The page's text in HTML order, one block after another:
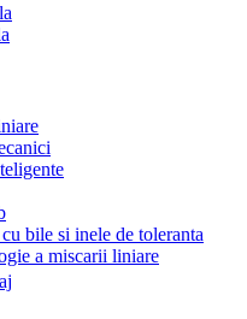
bile si inele de toleranta
a miscarii liniare